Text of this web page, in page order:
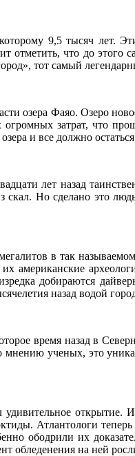
9,5 тысяч
отметить, что до
тот самый
озера Фаяо. Озеро
огромных затрат, что
и все должно
лет назад
скал. Но сделано это
в так
американские
добираются
назад водой
время назад в
ученых, это
удивительное
Атлантологи
ободрили их
обледенения на ней